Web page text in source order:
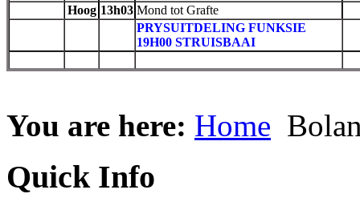
Hoog 13h03 Mond tot Grafte
PRYSUITDELING FUNKSIE
19H00 STRUISBAAI
You are here: Home
Quick Info